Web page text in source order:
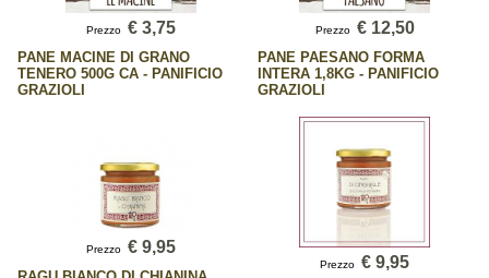
Prezzo € 3,75
PANE MACINE DI GRANO
TENERO 500G CA - PANIFICIO
GRAZIOLI
Prezzo € 12,50
PANE PAESANO FORMA
INTERA 1,8KG - PANIFICIO
GRAZIOLI
Prezzo € 9,95
Prezzo € 9,95